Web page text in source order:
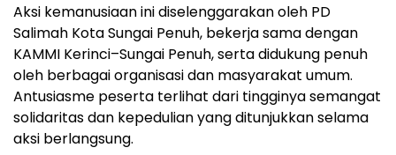
Aksi kemanusiaan ini diselenggarakan oleh PD
Salimah Kota Sungai Penuh, bekerja sama dengan
KAMMI Kerinci–Sungai Penuh, serta didukung penuh
oleh berbagai organisasi dan masyarakat umum.
Antusiasme peserta terlihat dari tingginya semangat
solidaritas dan kepedulian yang ditunjukkan selama
aksi berlangsung.